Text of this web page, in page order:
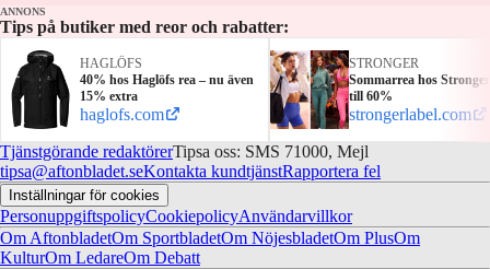
ANNONS
Tips på butiker med reor och rabatter:
HAGLÖFS
40% hos Haglöfs rea – nu även
15% extra
haglofs.com
STRONGER
Sommarrea hos
till 60%
strongerlabel.com
Tjänstgörande redaktörerTipsa oss: SMS 71000, Mejl
tipsa@aftonbladet.seKontakta kundtjänstRapportera fel
Inställningar för cookies
PersonuppgiftspolicyCookiepolicyAnvändarvillkor
Om AftonbladetOm SportbladetOm NöjesbladetOm PlusOm
KulturOm LedareOm Debatt